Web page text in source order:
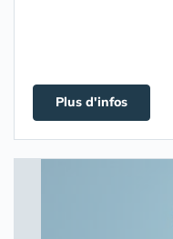
Plus d'infos